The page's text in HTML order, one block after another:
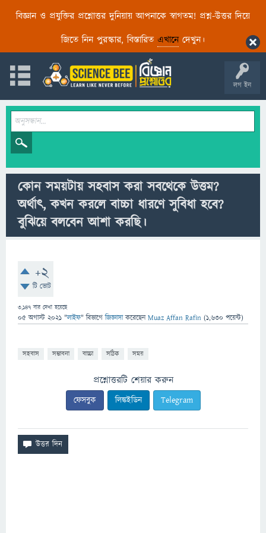
বিজ্ঞান ও প্রযুক্তির প্রশ্নোত্তর দুনিয়ায় আপনাকে স্বাগতম! প্রশ্ন-উত্তর দিয়ে
জিতে নিন পুরস্কার, বিস্তারিত এখানেদেখুন।
লগ ইন
কোন সময়টায় সহবাস করা সবথেকে উত্তম?
অর্থাৎ, কখন করলে বাচ্চা ধারণে সুবিধা হবে?
বুঝিয়ে বলবেন আশা করছি।
+2
টি ভোট
3,147 বার দেখা হয়েছে
05 অগাস্ট 2021 "লাইফ" বিভাগে জিজ্ঞাসাকরেছেনMuaz Affan Rafin (1,630 পয়েন্ট)
সহবাস সম্ভাবনা বাচ্চা সঠিক সময়
প্রশ্নোত্তরটি শেয়ার করুন
ফেসবুক লিঙ্কইডিন Telegram